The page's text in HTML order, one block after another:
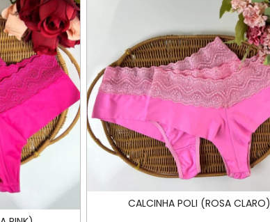
CALCINHA POLI (ROSA CLARO)